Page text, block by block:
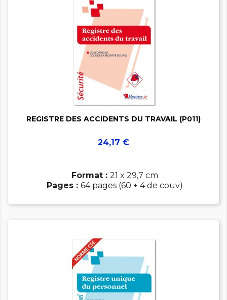


REGISTRE DES ACCIDENTS DU TRAVAIL (P011)
Prix
24,17 €
Format : 21 x 29,7 cm
Pages : 64 pages (60 + 4 de couv)